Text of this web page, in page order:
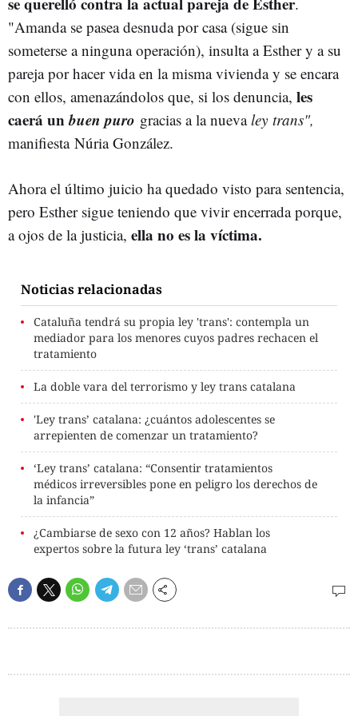
"Amanda se pasea desnuda por casa (sigue sin
someterse a ninguna operación), insulta a Esther y a su
pareja por hacer vida en la misma vivienda y se encara
con ellos, amenazándolos que, si los denuncia, les
caerá unbuen puro gracias a la nuevaley trans",
manifiesta Núria González.
Ahora el último juicio ha quedado visto para sentencia,
pero Esther sigue teniendo que vivir encerrada porque,
a ojos de la justicia, ella no es la víctima.
Noticias relacionadas
Cataluña tendrá su propia ley 'trans': contempla un
mediador para los menores cuyos padres rechacen el
tratamiento
La doble vara del terrorismo y ley trans catalana
'Ley trans’ catalana: ¿cuántos adolescentes se
arrepienten de comenzar un tratamiento?
‘Ley trans’ catalana: “Consentir tratamientos
médicos irreversibles pone en peligro los derechos de
la infancia”
¿Cambiarse de sexo con 12 años? Hablan los
expertos sobre la futura ley ‘trans’ catalana